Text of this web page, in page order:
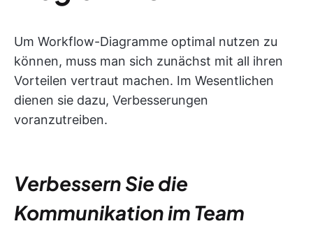
Um Workflow-Diagramme optimal nutzen zu
können, muss man sich zunächst mit all ihren
Vorteilen vertraut machen. Im Wesentlichen
dienen sie dazu, Verbesserungen
voranzutreiben.
Verbessern Sie die
Kommunikation im Team